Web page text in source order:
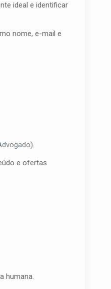
ideal e identificar
nome, e-mail e
e ofertas
humana.